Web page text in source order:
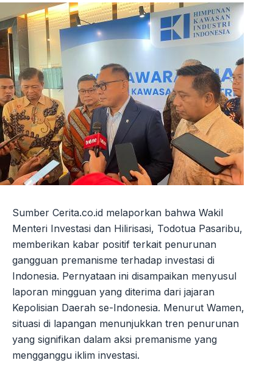
Sumber Cerita.co.id melaporkan bahwa Wakil
Menteri Investasi dan Hilirisasi, Todotua Pasaribu,
memberikan kabar positif terkait penurunan
gangguan premanisme terhadap investasi di
Indonesia. Pernyataan ini disampaikan menyusul
laporan mingguan yang diterima dari jajaran
Kepolisian Daerah se-Indonesia. Menurut Wamen,
situasi di lapangan menunjukkan tren penurunan
yang signifikan dalam aksi premanisme yang
mengganggu iklim investasi.